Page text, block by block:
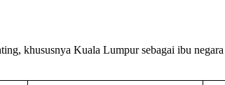
khususnya Kuala Lumpur sebagai ibu negara